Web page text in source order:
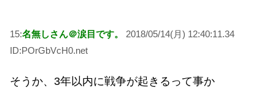
15:名無しさん＠涙目です。
2018/05/14(月) 12:40:11.34
ID:POrGbVcH0.net
そうか、3年以内に戦争が起きるって事か